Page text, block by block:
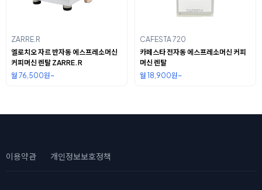
ZARRE.R
엘로치오 자르 반자동 에스프레소머신
커피머신 렌탈 ZARRE.R
월 76,500원~
CAFESTA 720
카페스타 전자동 에스프레소머신 커피
머신 렌탈
월 18,900원~
이용약관 개인정보보호정책